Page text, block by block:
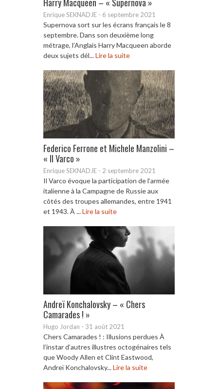
Enrique SEKNADJE - 6 septembre 2021
Supernova sort sur les écrans français le 8
septembre. Dans son deuxième long
métrage, l’Anglais Harry Macqueen aborde
deux sujets dél...Lire la suite
Federico Ferrone et Michele Manzolini –
« Il Varco »
Enrique SEKNADJE - 2 septembre 2021
Il Varco évoque la participation de l’armée
italienne à la Campagne de Russie aux
côtés des troupes allemandes, entre 1941
et 1943. À ...Lire la suite
Andreï Konchalovsky – « Chers
Camarades ! »
Hugo Jordan - 31 août 2021
Chers Camarades ! : Illusions perdues À
l’instar d’autres illustres octogénaires tels
que Woody Allen et Clint Eastwood,
Andreï Konchalovsky...Lire la suite